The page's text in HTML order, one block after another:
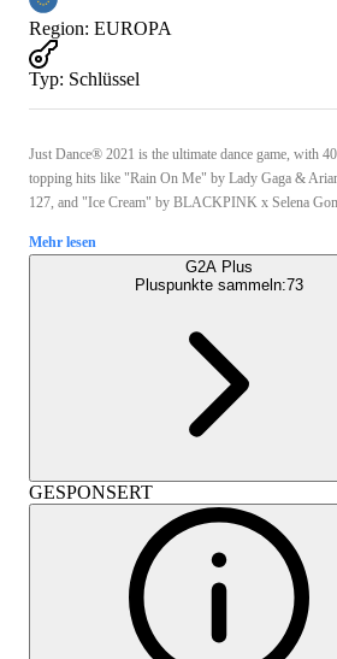
Region: EUROPA
Typ: Schlüssel
Just Dance® 2021 is the ultimate dance game, with
topping hits like "Rain On Me" by Lady Gaga &
127, and "Ice Cream" by BLACKPINK x Selena
Mehr lesen
G2A Plus
Pluspunkte sammeln:73
GESPONSERT